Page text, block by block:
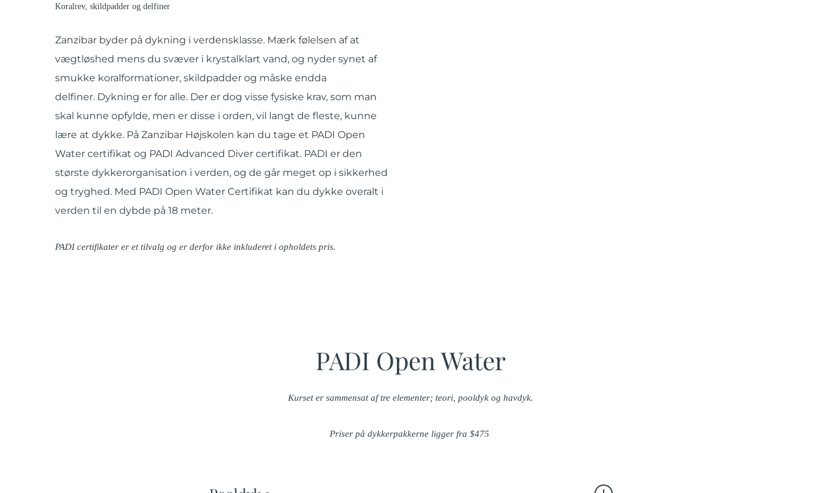
Koralrev, skildpadder og delfiner
Zanzibar byder på dykning i verdensklasse. Mærk følelsen af at
vægtløshed mens du svæver i krystalklart vand, og nyder synet af
smukke koralformationer, skildpadder og måske endda
delfiner. Dykning er for alle. Der er dog visse fysiske krav, som man
skal kunne opfylde, men er disse i orden, vil langt de fleste, kunne
lære at dykke. På Zanzibar Højskolen kan du tage et PADI Open
Water certifikat og PADI Advanced Diver certifikat. PADI er den
største dykkerorganisation i verden, og de går meget op i sikkerhed
og tryghed. Med PADI Open Water Certifikat kan du dykke overalt i
verden til en dybde på 18 meter.
PADI certifikater er et tilvalg og er derfor ikke inkluderet i opholdets pris.
PADI Open Water
Kurset er sammensat af tre elementer; teori, pooldyk og havdyk.
Priser på dykkerpakkerne ligger fra $475